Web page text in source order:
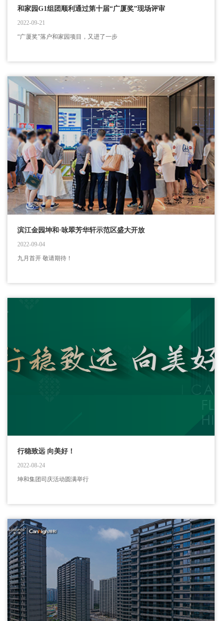
和家园G1组团顺利通过第十届“广厦奖”现场评审
2022-09-21
“广厦奖”落户和家园项目，又进了一步
滨江金园坤和·咏翠芳华轩示范区盛大开放
2022-09-04
九月首开 敬请期待！
行稳致远 向美好！
2022-08-24
坤和集团司庆活动圆满举行